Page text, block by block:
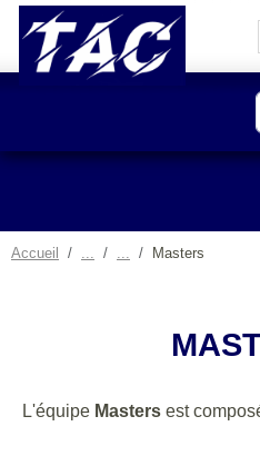
Accueil Masters
L'équipe Masters est
Panneau de gestion des cookies